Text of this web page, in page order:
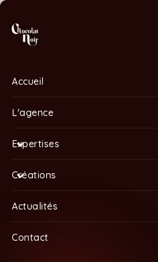
Accueil
L'agence
Expertises
Créations
Actualités
Contact
Accueil
L'agence
Expertises
Créations
Actualités
Contact